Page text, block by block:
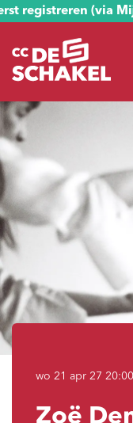
registreren (via
Zoë
wo 21 apr 27 20:00